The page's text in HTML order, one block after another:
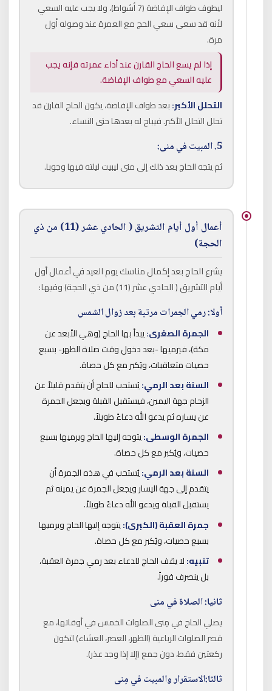
ليطوف طواف الإفاضة (7 أشواط)، ولا يجب عليه السعي
لأنه قد سعى سعي الحج مع العمرة عند وصوله أول
مرة.
إذا لم يسع الحاج القارن عند أداء عمرته فإنه يجب
عليه السعي مع طواف الإفاضة.
التحلل الأكبر:بعد طواف الإفاضة، يكون الحاج القارن قد
تحلل التحلل الأكبر. فيباح له بعدها حتى النساء.
5. المبيت في منى:
ثم يتجه الحاج بعد ذلك إلى منى ليبيت ليلته فيها وجوبا.
أعمال أول أيام التشريق ( الحادي عشر (11) من ذي
الحجة)
يشرع الحاج بعد إكمال مناسك يوم العيد في أعمال أول
أيام التشريق ( الحادي عشر (11) من ذي الحجة) وفيها:
أولا: رمي الجمرات مرتبة بعد زوال الشمس
الجمرة الصغرى:يبدأ بها الحاج (وهي الأبعد عن
مكة)، فيرميها -بعد دخول وقت صلاة الظهر- بسبع
حصيات متعاقبات، ويُكبر مع كل حصاة.
السنة بعد الرمي:يُستحب للحاج أن يتقدم قليلاً عن
الزحام جهة اليمين، فيستقبل القبلة ويجعل الجمرة
عن يساره ثم يدعو الله دعاءً طويلاً.
الجمرة الوسطى:يتوجه إليها الحاج ويرميها بسبع
حصيات، ويُكبر مع كل حصاة.
السنة بعد الرمي:يُستحب في هذه الجمرة أن
يتقدم إلى جهة اليسار ويجعل الجمرة عن يمينه ثم
يستقبل القبلة ويدعو الله دعاءً طويلاً.
جمرة العقبة (الكبرى):يتوجه إليها الحاج ويرميها
بسبع حصيات، ويُكبر مع كل حصاة.
تنبيه:لا يقف الحاج للدعاء بعد رمي جمرة العقبة،
بل ينصرف فوراً.
ثانيا: الصلاة في منى
يصلي الحاج في مِنى الصلوات الخمس في أوقاتها، مع
قصر الصلوات الرباعية (الظهر، العصر، العشاء) لتكون
ركعتين فقط، دون جمع (إلا إذا وجد عذر).
ثالثا:الاستقرار والمبيت في مِنى